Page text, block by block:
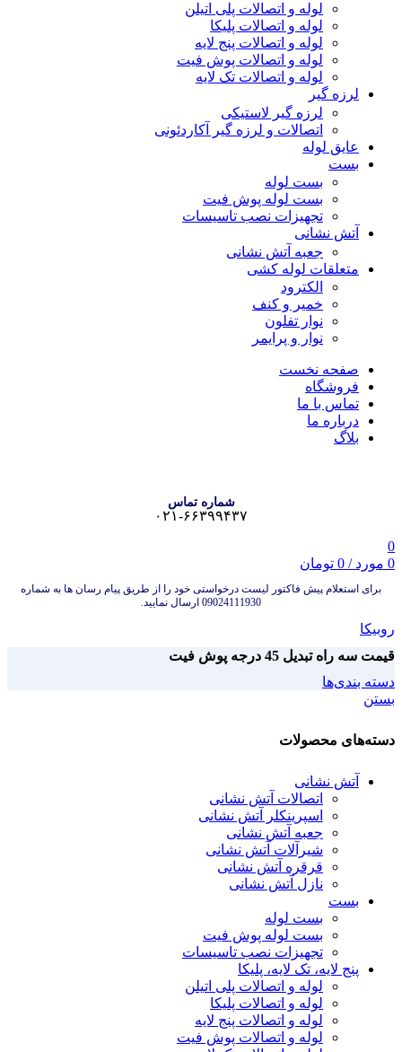
لوله و اتصالات پلی اتیلن
لوله و اتصالات پلیکا
لوله و اتصالات پنج لایه
لوله و اتصالات پوش فیت
لوله و اتصالات تک لایه
لرزه گیر
لرزه گیر لاستیکی
اتصالات و لرزه گیر آکاردئونی
عایق لوله
بست
بست لوله
بست لوله پوش فیت
تجهیزات نصب تاسیسات
آتش نشانی
جعبه آتش نشانی
متعلقات لوله کشی
الکترود
خمیر و کنف
نوار تفلون
نوار و پرایمر
صفحه نخست
فروشگاه
تماس با ما
درباره ما
بلاگ
شماره تماس
۰۲۱-۶۶۳۹۹۴۳۷
0
0 مورد /
0 تومان
برای استعلام پیش فاکتور لیست درخواستی خود را از طریق پیام رسان ها به شماره
09024111930 ارسال نمایید.
روبیکا
قیمت سه راه تبدیل 45 درجه پوش فیت
دسته بندی‌ها
بستن
دسته‌های محصولات
آتش نشانی
اتصالات آتش نشانی
اسپرینکلر آتش نشانی
جعبه آتش نشانی
شیرآلات آتش نشانی
قرقره آتش نشانی
نازل آتش نشانی
بست
بست لوله
بست لوله پوش فیت
تجهیزات نصب تاسیسات
پنج لایه، تک لایه، پلیکا
لوله و اتصالات پلی اتیلن
لوله و اتصالات پلیکا
لوله و اتصالات پنج لایه
لوله و اتصالات پوش فیت